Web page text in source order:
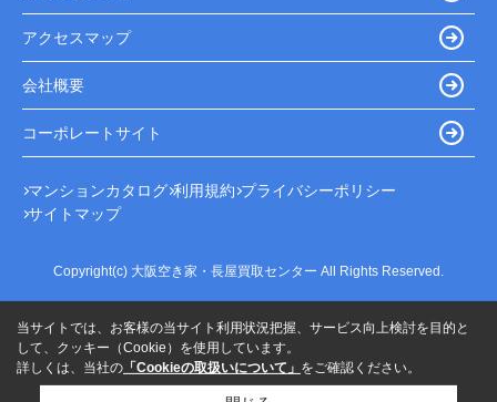
アクセスマップ
会社概要
コーポレートサイト
マンションカタログ 利用規約 プライバシーポリシー
サイトマップ
Copyright(c) 大阪空き家・長屋買取センター All Rights Reserved.
当サイトでは、お客様の当サイト利用状況把握、サービス向上検討を目的と
して、クッキー（Cookie）を使用しています。
詳しくは、当社の 「Cookieの取扱いについて」 をご確認ください。